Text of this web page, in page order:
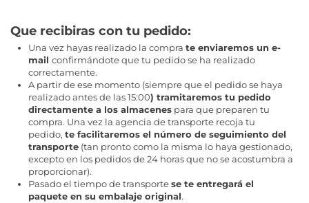
Que recibiras con tu pedido:
Una vez hayas realizado la compra te enviaremos un e-
mail confirmándote que tu pedido se ha realizado
correctamente.
A partir de ese momento (siempre que el pedido se haya
realizado antes de las 15:00) tramitaremos tu pedido
directamente a los almacenes para que preparen tu
compra. Una vez la agencia de transporte recoja tu
pedido, te facilitaremos el número de seguimiento del
transporte (tan pronto como la misma lo haya gestionado,
excepto en los pedidos de 24 horas que no se acostumbra a
proporcionar).
Pasado el tiempo de transportese te entregará el
paquete en su embalaje original.